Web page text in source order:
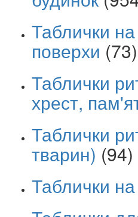
Таблички на
поверхи (73)
Таблички
хрест,
Таблички
тварин) (94)
Таблички